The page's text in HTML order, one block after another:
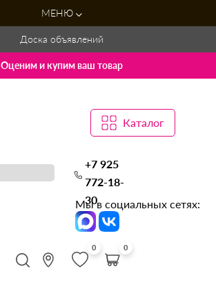
МЕНЮ
Доска объявлений
Оценим и купим ваш товар
Каталог
+7 925
772-18-
30
Мы в социальных сетях:
0 0